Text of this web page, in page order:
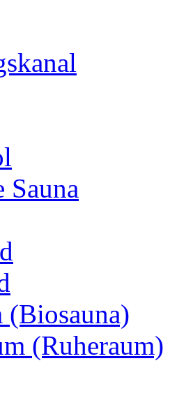
Sauna
(Biosauna)
(Ruheraum)